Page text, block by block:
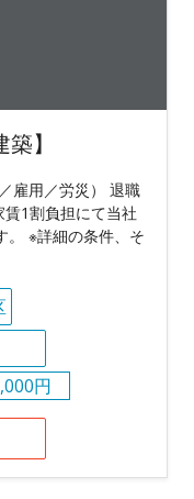
】
雇用／労災） 退職
1割負担にて当社
。 ※詳細の条件、そ
円